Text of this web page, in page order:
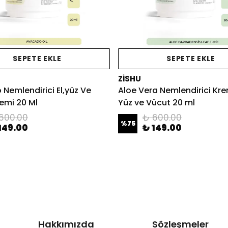
SEPETE EKLE
El,yüz Ve
20 Ml
SEPETE EKLE
ZİSHU
Aloe Vera Nemlendirici
Yüz ve Vücut 20 ml
%75
₺ 600.00
₺ 149.00
Hakkımızda Sözleşmeler